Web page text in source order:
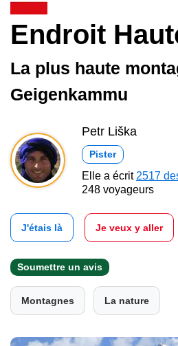
Endroit
La plus haute
Geigenkammu
Petr Liška
Pister
Elle a écrit 2517
248 voyageurs
J'étais là Je veux y aller
Soumettre un avis
Montagnes La nature